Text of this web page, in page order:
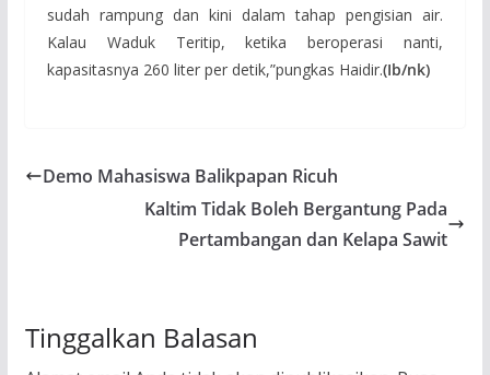
sudah rampung dan kini dalam tahap pengisian air.
Kalau Waduk Teritip, ketika beroperasi nanti,
kapasitasnya 260 liter per detik,”pungkas Haidir.(Ib/nk)
Demo Mahasiswa Balikpapan Ricuh
Kaltim Tidak Boleh Bergantung Pada
Pertambangan dan Kelapa Sawit
Tinggalkan Balasan